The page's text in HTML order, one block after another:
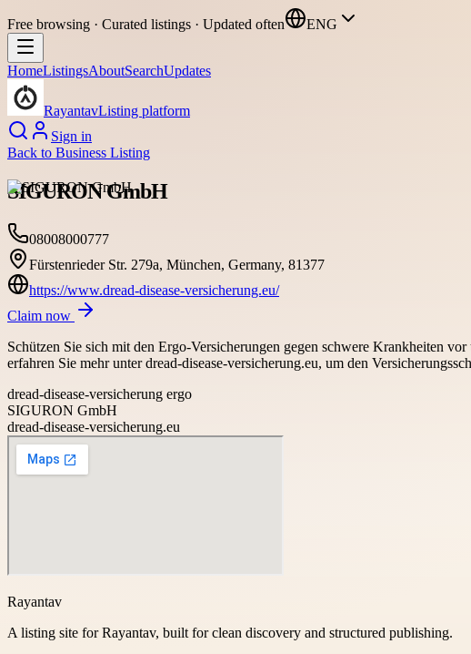
Free browsing · Curated listings · Updated often ENG
HomeListingsAboutSearchUpdates
RayantavListing platform
Sign in
Back to Business Listing
SIGURON GmbH
08008000777
Fürstenrieder Str. 279a, München, Germany, 81377
https://www.dread-disease-versicherung.eu/
Claim now
Schützen Sie sich mit den Ergo-Versicherungen gegen schwere Krankheiten
erfahren Sie mehr unter dread-disease-versicherung.eu, um den
dread-disease-versicherung ergo
SIGURON GmbH
dread-disease-versicherung.eu
Rayantav
A listing site for Rayantav, built for clean discovery and structured publishing.